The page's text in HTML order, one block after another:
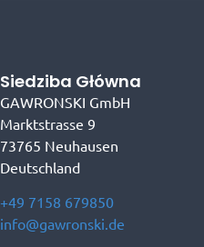
Siedziba Główna
GAWRONSKI GmbH
Marktstrasse 9
73765 Neuhausen
Deutschland
+49 7158 679850
info@gawronski.de